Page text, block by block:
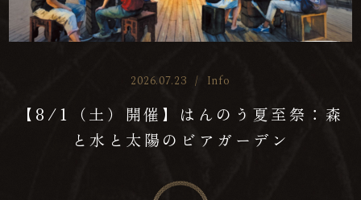
2026.07.23 / Info
【8/1（土）開催】はんのう夏至祭：森
と水と太陽のビアガーデン